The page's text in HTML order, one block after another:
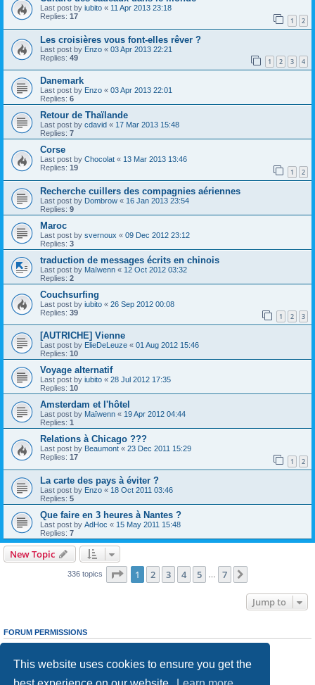
This website uses cookies to ensure you get the
Last post by iubito « 11 Apr 2013 23:18
Replies: 17 1 2
Les croisières vous font-elles rêver ?
Last post by Enzo « 03 Apr 2013 22:21
Replies: 49 1 2 3 4
Danemark
Last post by Enzo « 03 Apr 2013 22:01
Replies: 6
Retour de Thaïlande
Last post by cdavid « 17 Mar 2013 15:48
Replies: 7
Corse
Last post by Chocolat « 13 Mar 2013 13:46
Replies: 19 1 2
Recherche cuillers des compagnies aériennes
Last post by Dombrow « 16 Jan 2013 23:54
Replies: 9
Maroc
Last post by svernoux « 09 Dec 2012 23:12
Replies: 3
traduction de messages écrits en chinois
Last post by Maïwenn « 12 Oct 2012 03:32
Replies: 2
Couchsurfing
Last post by iubito « 26 Sep 2012 00:08
Replies: 39 1 2 3
[AUTRICHE] Vienne
Last post by ElieDeLeuze « 01 Aug 2012 15:46
Replies: 10
Voyage alternatif
Last post by iubito « 28 Jul 2012 17:35
Replies: 10
Amsterdam et l'hôtel
Last post by Maïwenn « 19 Apr 2012 04:44
Replies: 1
Relations à Chicago ???
Last post by Beaumont « 23 Dec 2011 15:29
Replies: 17 1 2
La carte des pays à éviter ?
Last post by Enzo « 18 Oct 2011 03:46
Replies: 5
Que faire en 3 heures à Nantes ?
Last post by AdHoc « 15 May 2011 15:48
Replies: 7
New Topic
336 topics Page 1of 7
1 2 3 4 5 7
Jump to
FORUM PERMISSIONS
Youcannotpost new topics in this forum
cannotedit your posts in this forum